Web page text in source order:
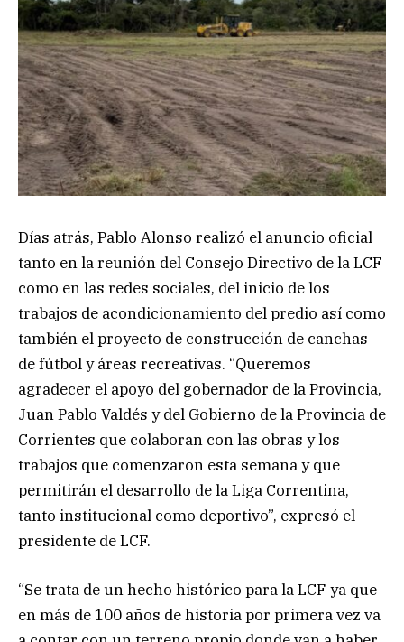
Días atrás, Pablo Alonso realizó el anuncio oficial
tanto en la reunión del Consejo Directivo de la LCF
como en las redes sociales, del inicio de los
trabajos de acondicionamiento del predio así como
también el proyecto de construcción de canchas
de fútbol y áreas recreativas. “Queremos
agradecer el apoyo del gobernador de la Provincia,
Juan Pablo Valdés y del Gobierno de la Provincia de
Corrientes que colaboran con las obras y los
trabajos que comenzaron esta semana y que
permitirán el desarrollo de la Liga Correntina,
tanto institucional como deportivo”, expresó el
presidente de LCF.
“Se trata de un hecho histórico para la LCF ya que
en más de 100 años de historia por primera vez va